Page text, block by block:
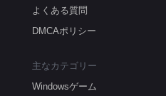
よくある質問
DMCAポリシー
主なカテゴリー
Windowsゲーム